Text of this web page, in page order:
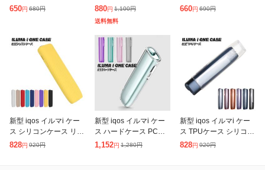
チ コンパクト 軽量 安
650円 680円
ック 加熱式タバコ 電子
タバコ ヤニ取りMAX 今
だけ120ml 30ml×
880円 1,100円
送料無料
可能 強力 タバコ 喫煙
ット
660円 690円
新型 iqos イルマi ケー
ス シリコンケース リニ
ューアル後デザイン iqo
828円 920円
新型 iqos イルマi ケー
ス ハードケース PCケ
ース リニューアル後デ
1,152円 1,280円
新型 iqos イルマi ケー
ス TPUケース シリコン
ケース リニューアル後
828円 920円